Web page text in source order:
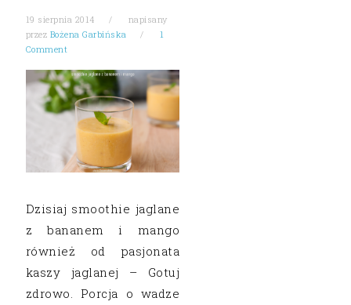
19 sierpnia 2014
napisany
przez Bożena Garbińska
1
Comment
Dzisiaj smoothie jaglane
z bananem i mango
również od pasjonata
kaszy jaglanej – Gotuj
zdrowo. Porcja o wadze